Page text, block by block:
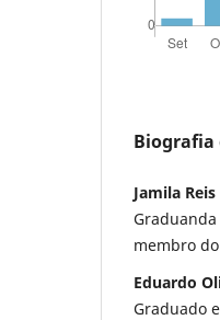
Biografia
Jamila
membro
Eduardo
Graduado